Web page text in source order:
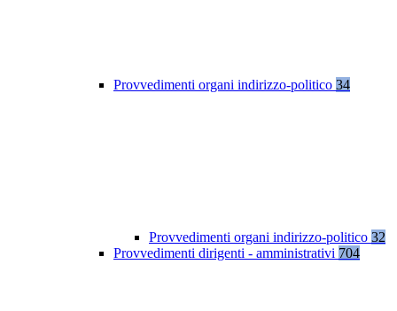
Provvedimenti organi indirizzo-politico 34
Provvedimenti organi indirizzo-politico 32
Provvedimenti dirigenti - amministrativi 704